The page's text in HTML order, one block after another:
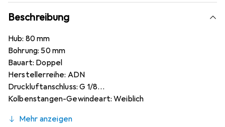
Beschreibung
Hub: 80 mm
Bohrung: 50 mm
Bauart: Doppel
Herstellerreihe: ADN
Druckluftanschluss: G 1/8
Kolbenstangen-Gewindeart: Weiblich
Abmessungen: 65,5 x 65,5 x 132,7 mm
Mehr anzeigen